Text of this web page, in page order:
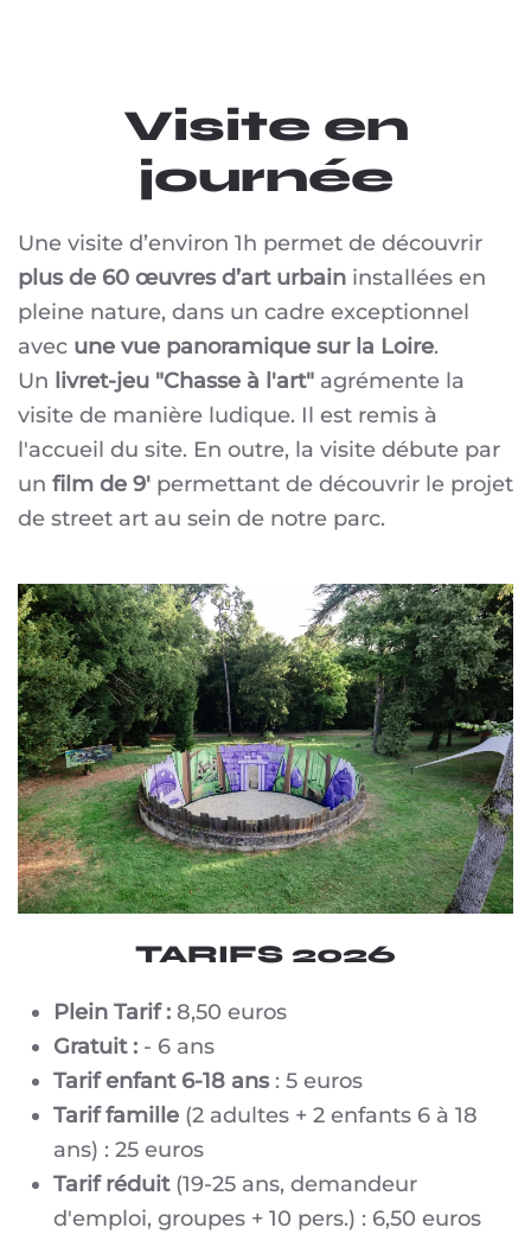
Visite en
journée
Une visite d’environ 1h permet de découvrir
plus de 60 œuvres d’art urbain installées en
pleine nature, dans un cadre exceptionnel
avec une vue panoramique sur la Loire.
Un livret-jeu "Chasse à l'art" agrémente la
visite de manière ludique. Il est remis à
l'accueil du site. En outre, la visite débute par
un film de 9' permettant de découvrir le projet
de street art au sein de notre parc.
TARIFS 2026
Plein Tarif : 8,50 euros
Gratuit : - 6 ans
Tarif enfant 6-18 ans : 5 euros
Tarif famille (2 adultes + 2 enfants 6 à 18
ans) : 25 euros
Tarif réduit(19-25 ans, demandeur
d'emploi, groupes + 10 pers.) : 6,50 euros